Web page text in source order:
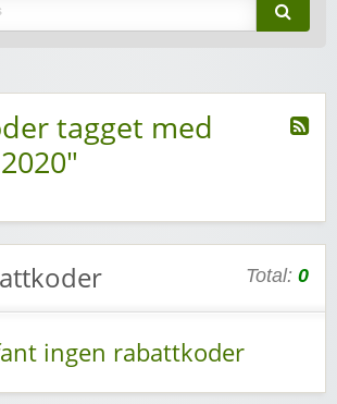
tagget med
Total: 0
ingen rabattkoder